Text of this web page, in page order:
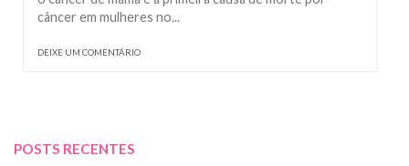
câncer em mulheres no...
DEIXE UM COMENTÁRIO
POSTS RECENTES